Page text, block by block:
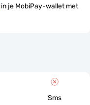
in je MobiPay-wallet met
Sms